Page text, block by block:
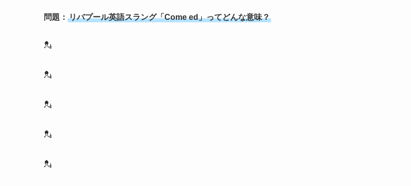
問題： リバプール英語スラング「Come ed」ってどんな意味？
💂
💂
💂
💂
💂